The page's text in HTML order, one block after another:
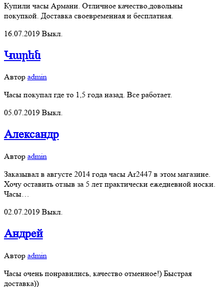
Купили часы Армани. Отличное качество,довольны
покупкой. Доставка своевременная и бесплатная.
16.07.2019 Выкл.
Կարեն
Автор admin
Часы покупал где то 1,5 года назад. Все работает.
05.07.2019 Выкл.
Александр
Автор admin
Заказывал в августе 2014 года часы Ar2447 в этом магазине.
Хочу оставить отзыв за 5 лет практически ежедневной носки.
Часы…
02.07.2019 Выкл.
Андрей
Автор admin
Часы очень понравились, качество отменное!) Быстрая
доставка))